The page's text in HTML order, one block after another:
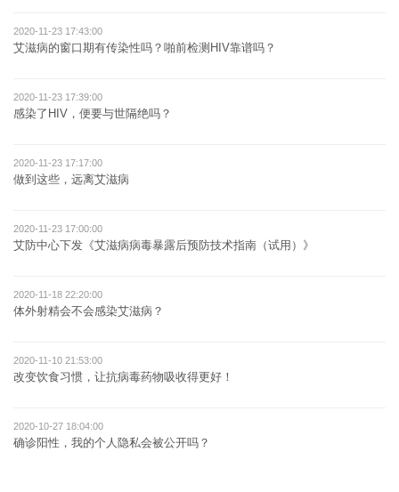
2020-11-23 17:43:00
艾滋病的窗口期有传染性吗？啪前检测HIV靠谱吗？
2020-11-23 17:39:00
感染了HIV，便要与世隔绝吗？
2020-11-23 17:17:00
做到这些，远离艾滋病
2020-11-23 17:00:00
艾防中心下发《艾滋病病毒暴露后预防技术指南（试用）》
2020-11-18 22:20:00
体外射精会不会感染艾滋病？
2020-11-10 21:53:00
改变饮食习惯，让抗病毒药物吸收得更好！
2020-10-27 18:04:00
确诊阳性，我的个人隐私会被公开吗？